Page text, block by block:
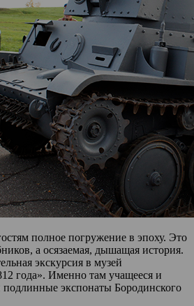
полное погружение в эпоху. Это
а осязаемая, дышащая история.
экскурсия в музей
года». Именно там учащееся и
подлинные экспонаты Бородинского